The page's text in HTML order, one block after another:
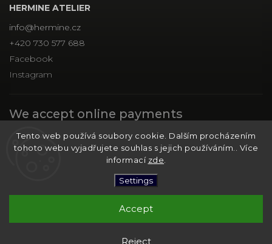
Tento web používá soubory cookie. Dalším procházením
tohoto webu vyjadřujete souhlas s jejich používáním.. Více
informací zde
Settings
Reject
Accept
HERMINE ATELIER
info@hermine.cz
+420 730 577 688
Facebook
Instagram
We accept online payments
Copyright 2026HERMINE ATELIER. All rights reserved.
Edit cookie settings